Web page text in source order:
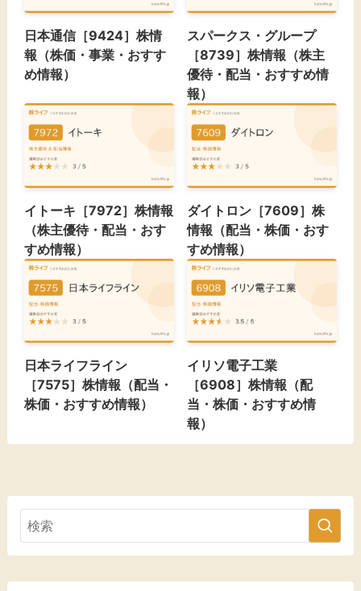
日本通信［9424］株情
報（株価・事業・おすす
め情報）
スパークス・グループ
［8739］株情報（株主
優待・配当・おすすめ情
報）
イトーキ［7972］株情報
（株主優待・配当・おす
すめ情報）
ダイトロン［7609］株
情報（配当・株価・おす
すめ情報）
日本ライフライン
［7575］株情報（配当・
株価・おすすめ情報）
イリソ電子工業
［6908］株情報（配
当・株価・おすすめ情
報）